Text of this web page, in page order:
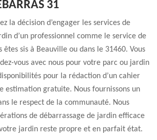
31
la décision d’engager les services de
d’un professionnel comme le service de
êtes sis à Beauville ou dans le 31460. Vous
vous avec nous pour votre parc ou jardin
pour la rédaction d’un cahier
estimation gratuite. Nous fournissons un
le respect de la communauté. Nous
de débarrassage de jardin efficace
jardin reste propre et en parfait état.